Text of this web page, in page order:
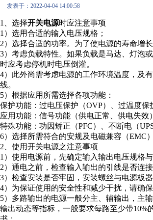
发表于：2022-04-04 14:00:58
1、选择开关电源时应注意事项
1）选用合适的输入电压规格；
2）选择合适的功率。为了使电源的寿命增
3）考虑负载特性。如果负载是马达、灯泡
时应考虑停机时电压倒灌。
4）此外尚需考虑电源的工作环境温度，及
线。
5）根据应用所需选择各项功能：
保护功能：过电压保护（OVP）、过温度保
应用功能：信号功能（供电正常、供电失效
特殊功能：功因矫正（PFC）、不断电（UPS
6）选择所需符合的安规及电磁兼容（EMC）
2、使用开关电源之注意事项
1）使用电源前，先确定输入输出电压规格
2）通电之前，检查输入输出的引线是否连
3）检查安装是否牢固，安装螺丝与电源板
4）为保证使用的安全性和减少干扰，请确
5）多路输出的电源一般分主、辅输出，主
输出动态等指标，一般要求每路至少带